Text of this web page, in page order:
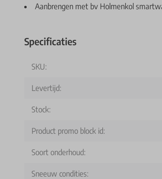
Aanbrengen met bv Holmenkol
Specificaties
SKU:
Levertijd:
Stock:
Product promo block id:
Soort onderhoud:
Sneeuw condities: